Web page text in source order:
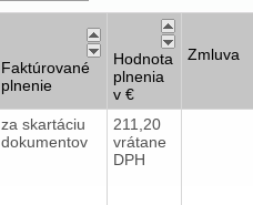
Faktúrované
plnenie
Hodnota
plnenia
v €
Zmluva
za skartáciu
dokumentov
211,20
vrátane
DPH